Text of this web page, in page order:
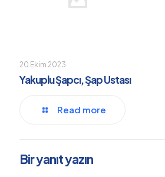
20 Ekim 2023
Yakuplu Şapcı, Şap Ustası
Read more
Bir yanıt yazın